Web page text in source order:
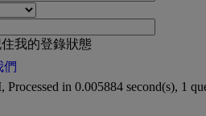
我的登錄狀態
們
Processed in 0.005884 second(s), 1